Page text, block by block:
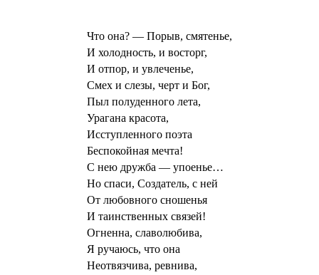
Что она? — Порыв, смятенье,
И холодность, и восторг,
И отпор, и увлеченье,
Смех и слезы, черт и Бог,
Пыл полуденного лета,
Урагана красота,
Исступленного поэта
Беспокойная мечта!
С нею дружба — упоенье…
Но спаси, Создатель, с ней
От любовного сношенья
И таинственных связей!
Огненна, славолюбива,
Я ручаюсь, что она
Неотвязчива, ревнива,